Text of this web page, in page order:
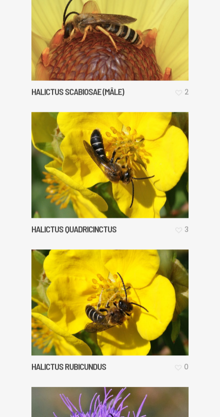
HALICTUS SCABIOSAE (MÂLE) 2
HALICTUS QUADRICINCTUS 3
HALICTUS RUBICUNDUS 0